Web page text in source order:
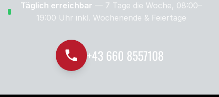
Täglich erreichbar — 7 Tage die Woche, 08:00–
19:00 Uhr inkl. Wochenende & Feiertage
+43 660 8557108